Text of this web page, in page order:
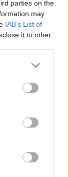
parties on the
may
IAB’s List of
it to other